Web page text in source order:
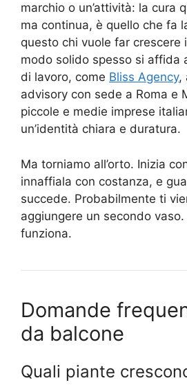
marchio o un’attività: la cura
ma continua, è quello che fa
questo chi vuole far crescere
modo solido spesso si affida
di lavoro, come Bliss Agency,
advisory con sede a Roma e
piccole e medie imprese
un’identità chiara e duratura.
Ma torniamo all’orto. Inizia
innaffiala con costanza, e
succede. Probabilmente ti
aggiungere un secondo vaso.
funziona.
Domande
da balcone
Quali piante